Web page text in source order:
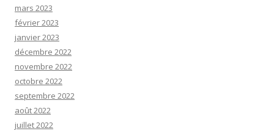
mars 2023
février 2023
janvier 2023
décembre 2022
novembre 2022
octobre 2022
septembre 2022
août 2022
juillet 2022